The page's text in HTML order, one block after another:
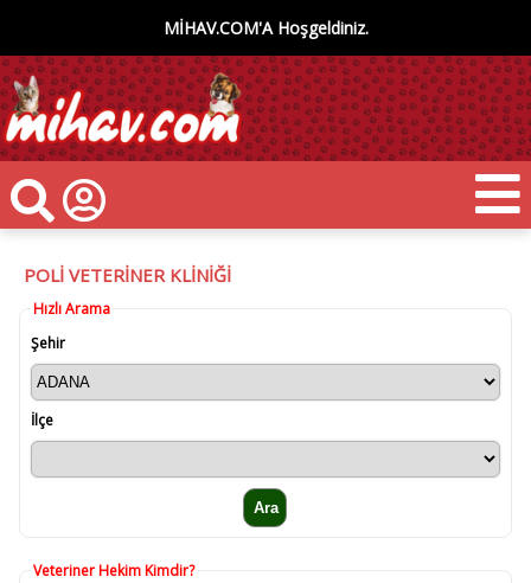
MİHAV.COM'A Hoşgeldiniz.
POLİ VETERİNER KLİNİĞİ
Hızlı Arama
Şehir
İlçe
Veteriner Hekim Kimdir?